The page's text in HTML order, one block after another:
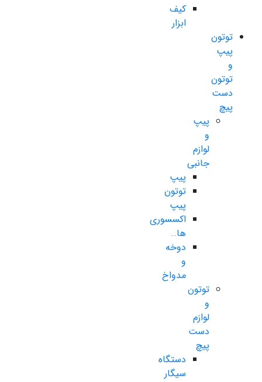
کیف
ابزار
توتون
پیپ
و
توتون
دست
پیچ
پیپ
و
لوازم
جانبی
پیپ
توتون
پیپ
اکسسوری
ها..
دوخه
و
مدواخ
توتون
و
لوازم
دست
پیچ
دستگاه
سیگار